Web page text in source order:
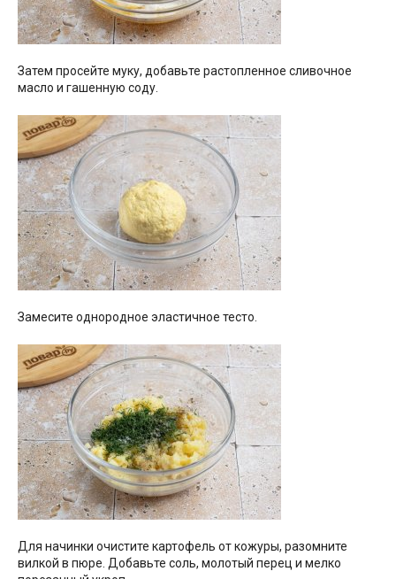
Затем просейте муку, добавьте растопленное сливочное
масло и гашенную соду.
Замесите однородное эластичное тесто.
Для начинки очистите картофель от кожуры, разомните
вилкой в пюре. Добавьте соль, молотый перец и мелко